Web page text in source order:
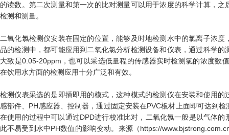
的读数。第二次测量和第一次的比对测量可以用于浓度的科学计算，
检测和测量。
二氧化氯检测仪安装在固定的位置，能够及时地检测水中的氯离子浓
品的检测中，都可能应用到二氧化氯分析检测设备和仪表，通过科学
大致是0.05-20ppm，也可以采选低量程的传感器实时检测氯的浓度数
在饮用水方面的检测应用十分广泛和有效。
检测仪表采选的是即插即用的模式，这种模式的检测仪在安装和使用
感部件、PH感应器、控制器，通过固定安装在PVC板材上面即可达到
在使用的过程中可以通过DPD进行校准比对，二氧化氯一般是以气体
此不易受到水中PH数值的影响变动。来源（https://